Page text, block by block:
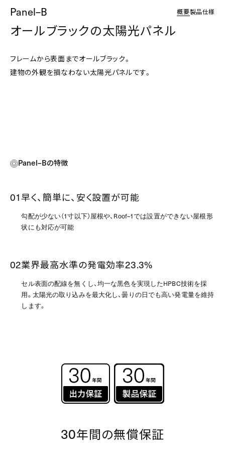
Panel–B 概要製品仕様
オールブラックの太陽光パネル
フレームから表面までオールブラック。
建物の外観を損なわない太陽光パネルです。
Panel–Bの特徴
01早く、簡単に、安く設置が可能
勾配が少ない（1寸以下）屋根や、Roof–1では設置ができない屋根形
状にも対応が可能
02業界最高水準の発電効率23.3%
セル表面の配線を無くし、均一な黒色を実現したHPBC技術を採
用。太陽光の取り込みを最大化し、曇りの日でも高い発電量を維持
します。
30年間の無償保証